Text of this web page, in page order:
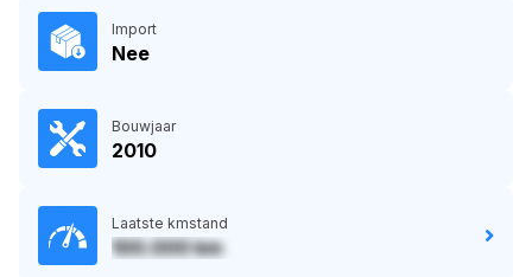
Import
Nee
Bouwjaar
2010
Laatste kmstand
100.000 km